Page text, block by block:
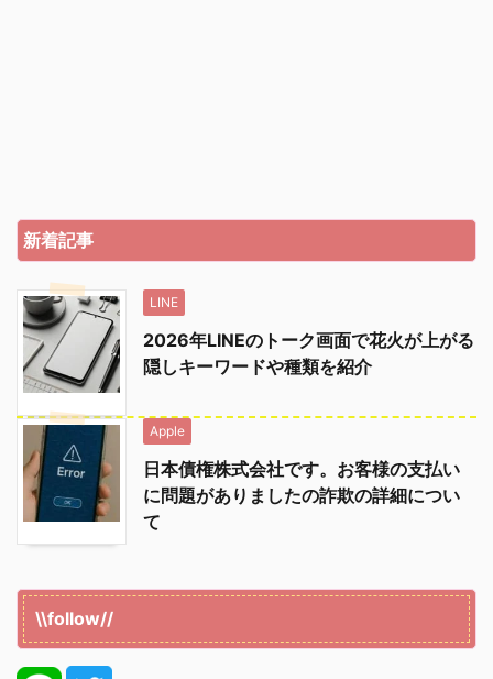
新着記事
LINE
2026年LINEのトーク画面で花火が上がる
隠しキーワードや種類を紹介
Apple
日本債権株式会社です。お客様の支払い
に問題がありましたの詐欺の詳細につい
て
\\follow//